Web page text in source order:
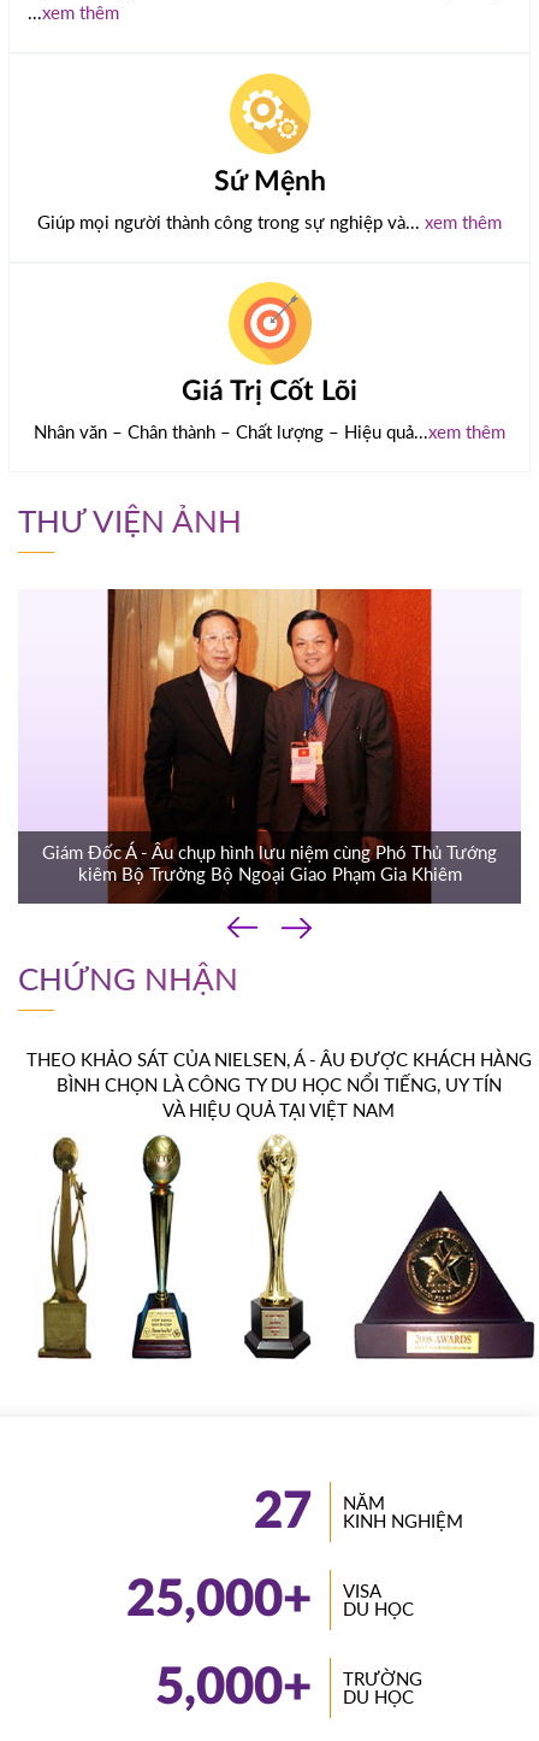
...xem thêm
Sứ Mệnh
Giúp mọi người thành công trong sự nghiệp và... xem thêm
Giá Trị Cốt Lõi
Nhân văn – Chân thành – Chất lượng – Hiệu quả...xem thêm
THƯ VIỆN ẢNH
Giám Đốc Á - Âu chụp hình lưu niệm cùng Phó Thủ Tướng
kiêm Bộ Trưởng Bộ Ngoại Giao Phạm Gia Khiêm
‹
›
CHỨNG NHẬN
THEO KHẢO SÁT CỦA NIELSEN, Á - ÂU ĐƯỢC KHÁCH HÀNG
BÌNH CHỌN LÀ CÔNG TY DU HỌC NỔI TIẾNG, UY TÍN
VÀ HIỆU QUẢ TẠI VIỆT NAM
27
NĂM
KINH NGHIỆM
25,000+
VISA
DU HỌC
5,000+
TRƯỜNG
DU HỌC